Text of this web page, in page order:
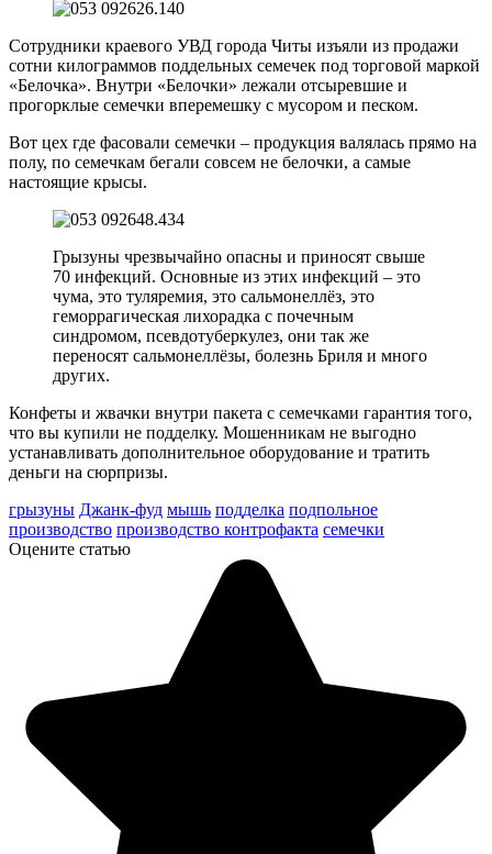
Сотрудники краевого УВД города Читы изъяли из продажи
сотни килограммов поддельных семечек под торговой маркой
«Белочка». Внутри «Белочки» лежали отсыревшие и
прогорклые семечки вперемешку с мусором и песком.
Вот цех где фасовали семечки – продукция валялась прямо на
полу, по семечкам бегали совсем не белочки, а самые
настоящие крысы.
Грызуны чрезвычайно опасны и приносят свыше
70 инфекций. Основные из этих инфекций – это
чума, это туляремия, это сальмонеллёз, это
геморрагическая лихорадка с почечным
синдромом, псевдотуберкулез, они так же
переносят сальмонеллёзы, болезнь Бриля и много
других.
Конфеты и жвачки внутри пакета с семечками гарантия того,
что вы купили не подделку. Мошенникам не выгодно
устанавливать дополнительное оборудование и тратить
деньги на сюрпризы.
грызуны Джанк-фуд мышь подделка подпольное
производство производство контрофакта семечки
Оцените статью